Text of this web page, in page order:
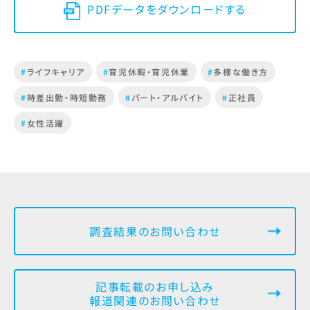
PDFデータをダウンロードする
#ライフキャリア #育児休暇・育児休業 #多様な働き方
#時差出勤・時短勤務 #パート・アルバイト #正社員
#女性活躍
調査結果のお問い合わせ
記事転載のお申し込み
報道関連のお問い合わせ